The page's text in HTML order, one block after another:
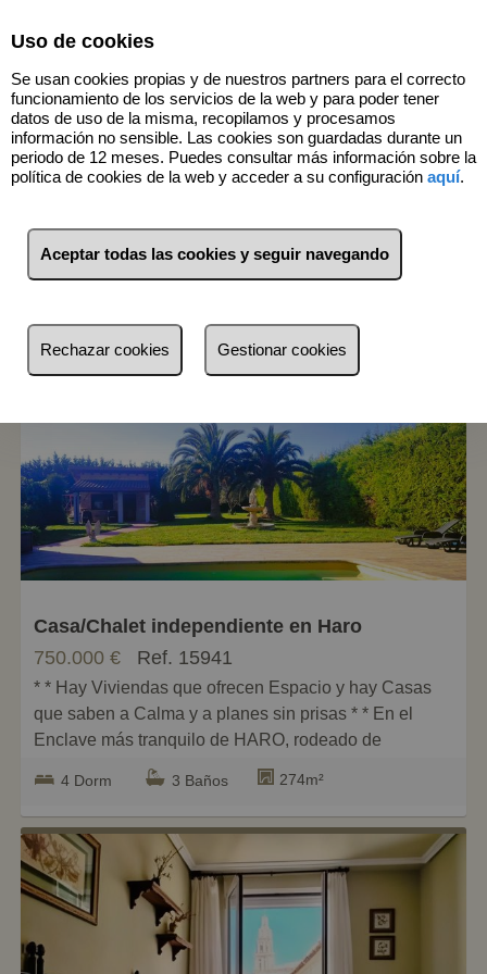
3 Inmuebles Haro (La Rioja)
Menos reciente
Caros
Pequeños
Grandes
Casa/Chalet independiente en Haro
750.000 €
Ref. 15941
* * Hay Viviendas que ofrecen Espacio y hay Casas
que saben a Calma y a planes sin prisas * * En el
Enclave más tranquilo de HARO, rodeado de
NATURALEZA y privacidad * Construida en 2016
para los que entienden el lujo como una forma para
desconectar de la rutina y conectar con lo que
realmente importa *
Desde el primer instante transmite una sensación de
calidez y calma: Luz, Amplitud y una armonía
especial.
4 Dorm 3 Baños 274m²
Uso de cookies
Se usan cookies propias y de nuestros partners para el correcto
funcionamiento de los servicios de la web y para poder tener
datos de uso de la misma, recopilamos y procesamos
información no sensible. Las cookies son guardadas durante un
periodo de 12 meses. Puedes consultar más información sobre la
política de cookies de la web y acceder a su configuración aquí.
Aceptar todas las cookies y seguir navegando
Rechazar cookies Gestionar cookies